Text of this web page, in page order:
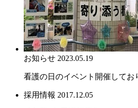
お知らせ 2023.05.19
看護の日のイベント開催してお
採用情報 2017.12.05